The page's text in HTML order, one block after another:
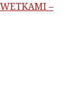
–